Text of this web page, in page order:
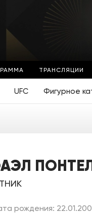
ТРАНСЛЯЦИИ
UFC Фигурное
рождения: